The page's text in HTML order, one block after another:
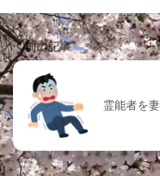
前の記事
霊能者を